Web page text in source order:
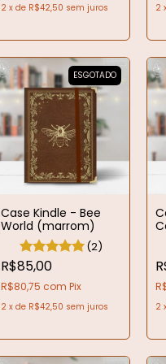
2 x de R$42,50 sem juros 2
ESGOTADO
Case Kindle - Bee
World (marrom)
(2)
R$85,00
R$80,75 com Pix
2 x de R$42,50 sem juros 2